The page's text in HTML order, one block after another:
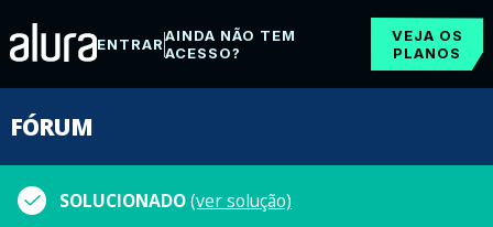
ENTRARAINDA NÃO TEM
ACESSO?
VEJA OS
PLANOS
FÓRUM
SOLUCIONADO(ver solução)